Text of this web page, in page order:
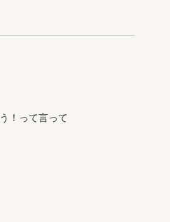
！って言って